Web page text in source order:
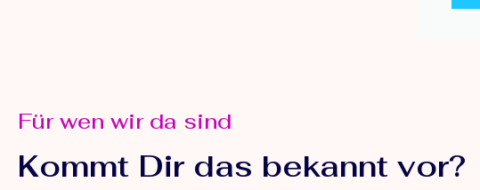
Für wen wir da sind
Kommt Dir das bekannt vor?